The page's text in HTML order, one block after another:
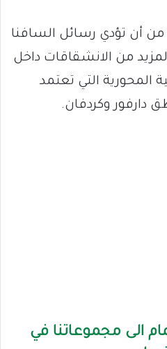
أن تؤدي رسائل السافنا
من الانشقاقات داخل
المحورية التي تعتمد
دارفور وكردفان.
الى مجموعاتنا في